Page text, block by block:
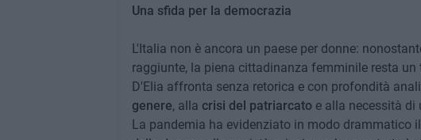
Una sfida per la democrazia
L'Italia non è ancora un paese per donne:
raggiunte, la piena cittadinanza femminile resta
D'Elia affronta senza retorica e con profondità
genere, alla crisi del patriarcatoe alla necessità di
La pandemia ha evidenziato in modo drammatico